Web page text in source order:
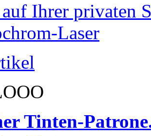
Ihrer privaten
Laser
Tinten-